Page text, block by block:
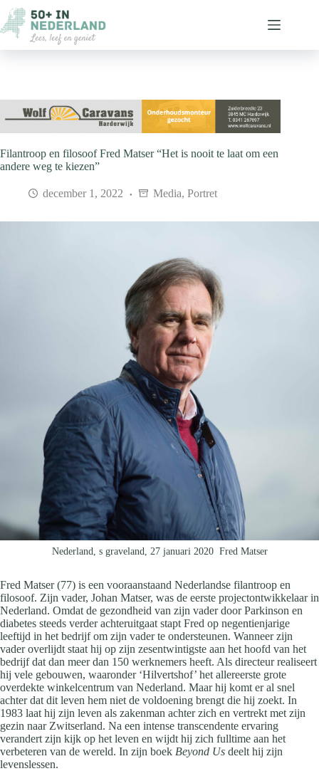
naar
de
inhoud
Filantroop en filosoof Fred Matser “Het is nooit te laat om een
andere weg te kiezen”
december 1, 2022 Media, Portret
Nederland, s graveland, 27 januari 2020 Fred Matser
Fred Matser (77) is een vooraanstaand Nederlandse filantroop en
filosoof. Zijn vader, Johan Matser, was de eerste projectontwikkelaar in
Nederland. Omdat de gezondheid van zijn vader door Parkinson en
diabetes steeds verder achteruitgaat stapt Fred op negentienjarige
leeftijd in het bedrijf om zijn vader te ondersteunen. Wanneer zijn
vader overlijdt staat hij op zijn zesentwintigste aan het hoofd van het
bedrijf dat dan meer dan 150 werknemers heeft. Als directeur realiseert
hij vele gebouwen, waaronder ‘Hilvertshof’ het allereerste grote
overdekte winkelcentrum van Nederland. Maar hij komt er al snel
achter dat dit leven hem niet de voldoening brengt die hij zoekt. In
1983 laat hij zijn leven als zakenman achter zich en vertrekt met zijn
gezin naar Zwitserland. Na een intense transcendente ervaring
verandert zijn kijk op het leven en wijdt hij zich fulltime aan het
verbeteren van de wereld. In zijn boek Beyond Us deelt hij zijn
levenslessen.